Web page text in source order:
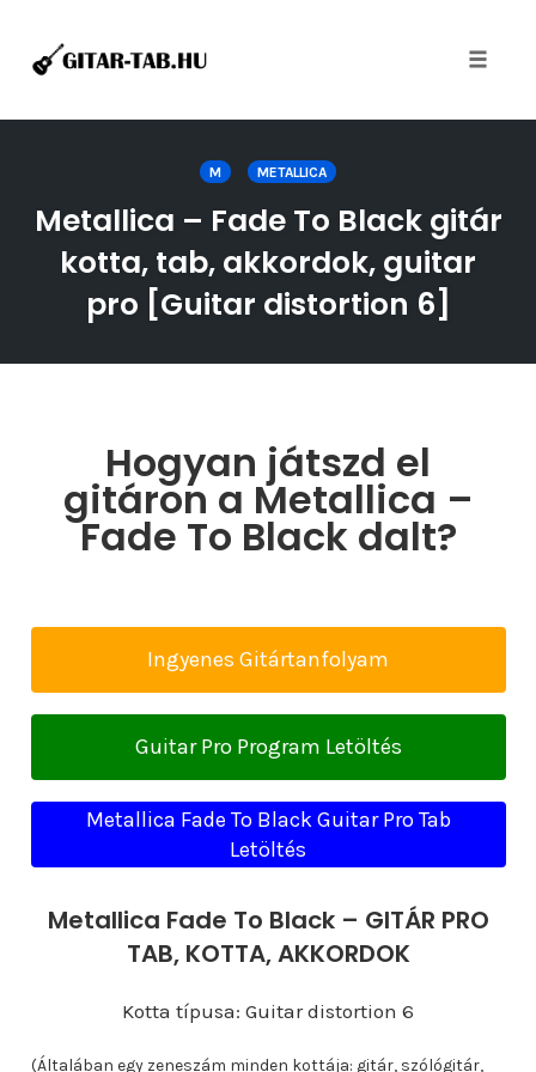
M METALLICA
Metallica – Fade To Black gitár
kotta, tab, akkordok, guitar
pro [Guitar distortion 6]
Hogyan játszd el
gitáron a Metallica –
Fade To Black dalt?
Ingyenes Gitártanfolyam
Guitar Pro Program Letöltés
Metallica Fade To Black Guitar Pro Tab
Letöltés
Metallica Fade To Black – GITÁR PRO
TAB, KOTTA, AKKORDOK
Kotta típusa: Guitar distortion 6
(Általában egy zeneszám minden kottája: gitár, szólógitár,